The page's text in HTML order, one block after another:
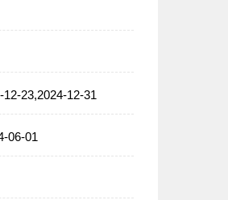
23,2024-12-31
06-01